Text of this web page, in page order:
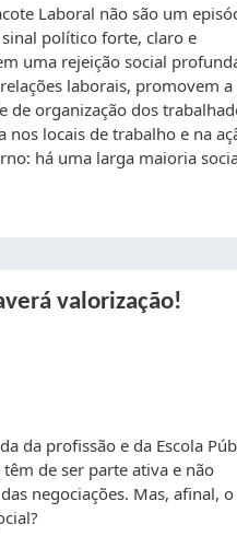
Laboral não são um
político forte, claro e
uma rejeição social
laborais, promovem a
de organização dos
locais de trabalho e na
há uma larga maioria
valorização!
da profissão e da Escola
de ser parte ativa e não
negociações. Mas, afinal,